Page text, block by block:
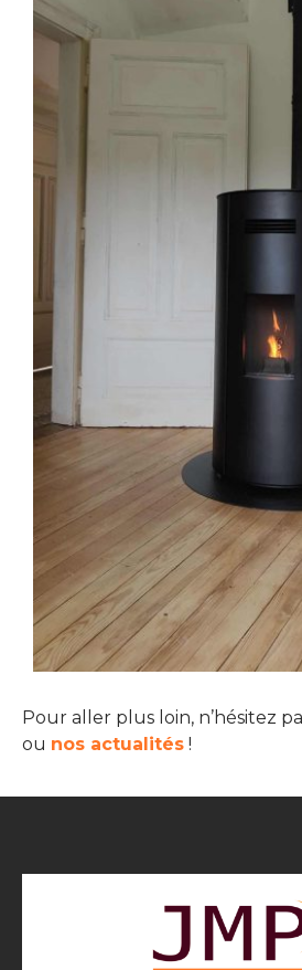
Pour aller plus loin, n’hésitez
ou nos actualités !